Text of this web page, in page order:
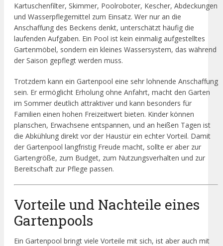
Kartuschenfilter, Skimmer, Poolroboter, Kescher, Abdeckungen
und Wasserpflegemittel zum Einsatz. Wer nur an die
Anschaffung des Beckens denkt, unterschätzt häufig die
laufenden Aufgaben. Ein Pool ist kein einmalig aufgestelltes
Gartenmöbel, sondern ein kleines Wassersystem, das während
der Saison gepflegt werden muss.
Trotzdem kann ein Gartenpool eine sehr lohnende Anschaffung
sein. Er ermöglicht Erholung ohne Anfahrt, macht den Garten
im Sommer deutlich attraktiver und kann besonders für
Familien einen hohen Freizeitwert bieten. Kinder können
planschen, Erwachsene entspannen, und an heißen Tagen ist
die Abkühlung direkt vor der Haustür ein echter Vorteil. Damit
der Gartenpool langfristig Freude macht, sollte er aber zur
Gartengröße, zum Budget, zum Nutzungsverhalten und zur
Bereitschaft zur Pflege passen.
Vorteile und Nachteile eines
Gartenpools
Ein Gartenpool bringt viele Vorteile mit sich, ist aber auch mit